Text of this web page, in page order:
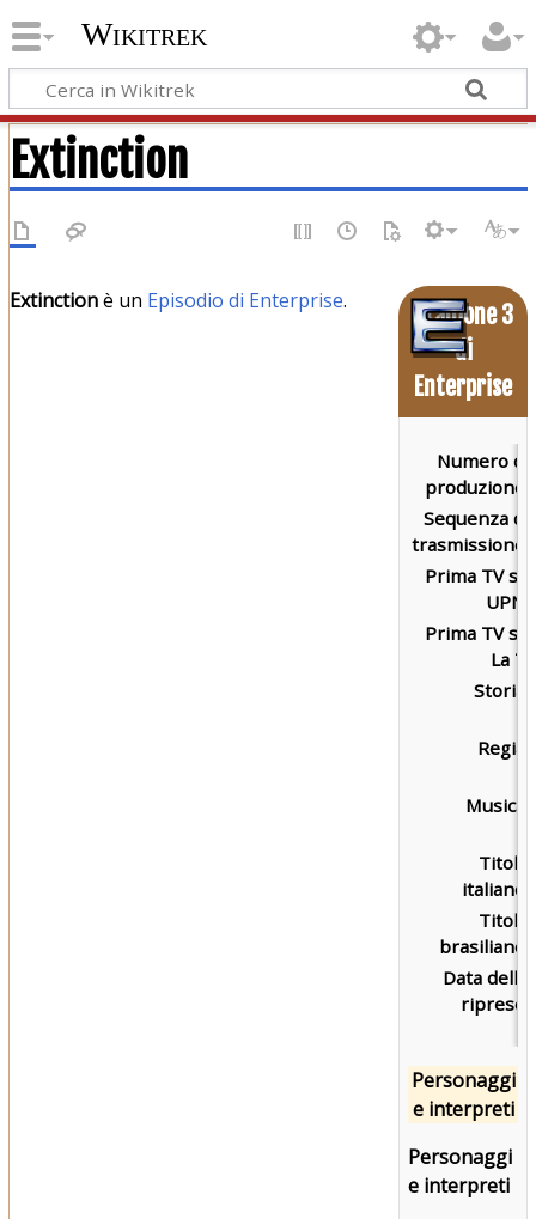
Wikitrek
Extinction
Stagione 3
di
Enterprise
Numero di
produzione:
Sequenza di
trasmissione:
Prima TV su
UPN:
Prima TV su
La 7:
Storia:
Regia:
Musica:
Titolo
italiano:
Titolo
brasiliano:
Data delle
riprese:
Personaggi
e interpreti
Personaggi
e interpreti
Extinctionè un Episodio di Enterprise.